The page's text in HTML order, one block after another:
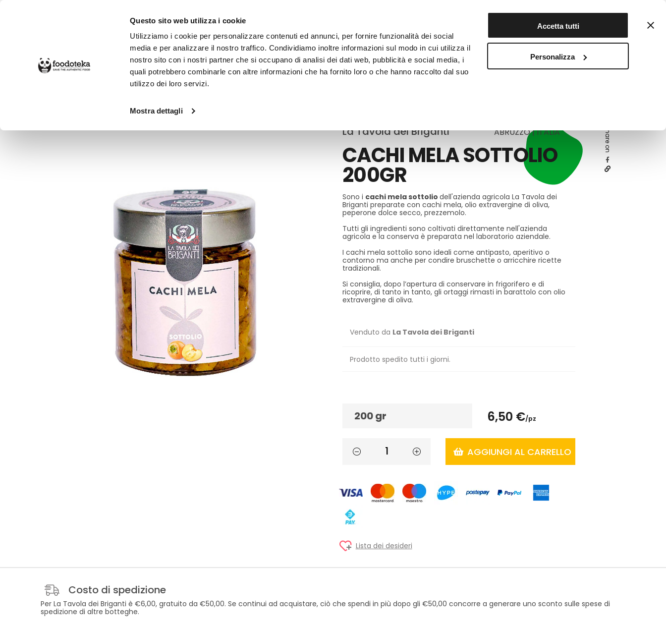
Questo sito web utilizza i cookie
Utilizziamo i cookie per personalizzare contenuti ed annunci, per fornire funzionalità dei social
media e per analizzare il nostro traffico. Condividiamo inoltre informazioni sul modo in cui utilizza il
nostro sito con i nostri partner che si occupano di analisi dei dati web, pubblicità e social media, i
quali potrebbero combinarle con altre informazioni che ha fornito loro o che hanno raccolto dal suo
utilizzo dei loro servizi.
Mostra dettagli
Accetta tutti
Personalizza
Registrati
SPESA ONLINE DA NON PERDERE LE BOTTEGHE INFOTEKA CIBO AUTENTICO
La Tavola dei Briganti ABRUZZO | ITALIA
CACHI MELA SOTTOLIO
200GR
Sono i cachi mela sottolio dell'azienda agricola La Tavola dei
Briganti preparate con cachi mela, olio extravergine di oliva,
peperone dolce secco, prezzemolo.
Tutti gli ingredienti sono coltivati direttamente nell'azienda
agricola e la conserva è preparata nel laboratorio aziendale.
I cachi mela sottolio sono ideali come antipasto, aperitivo o
contorno ma anche per condire bruschette o arricchire ricette
tradizionali.
Si consiglia, dopo l’apertura di conservare in frigorifero e di
ricoprire, di tanto in tanto, gli ortaggi rimasti in barattolo con olio
extravergine di oliva.
Venduto da La Tavola dei Briganti
Prodotto spedito tutti i giorni.
200 gr 6,50 €/pz
AGGIUNGI AL CARRELLO
Lista dei desideri
Share on
Costo di spedizione
Per La Tavola dei Briganti è €6,00, gratuito da €50,00. Se continui ad acquistare, ciò che spendi in più dopo gli €50,00 concorre a generare uno sconto sulle spese di
spedizione di altre botteghe.